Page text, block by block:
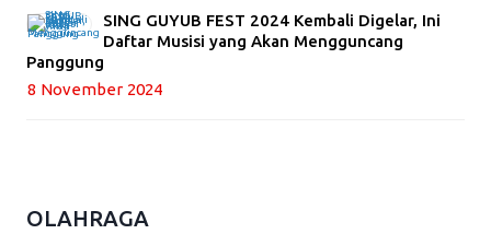
SING GUYUB FEST 2024 Kembali Digelar, Ini
Daftar Musisi yang Akan Mengguncang
Panggung
8 November 2024
OLAHRAGA